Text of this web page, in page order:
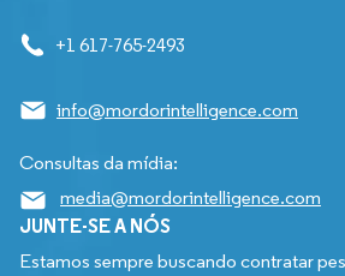
+1 617-765-2493
info@mordorintelligence.com
Consultas da mídia:
media@mordorintelligence.com
JUNTE-SE A NÓS
Estamos sempre buscando contratar